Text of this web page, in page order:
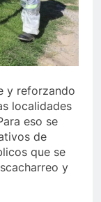
y reforzando
localidades
eso se
de
que se
y